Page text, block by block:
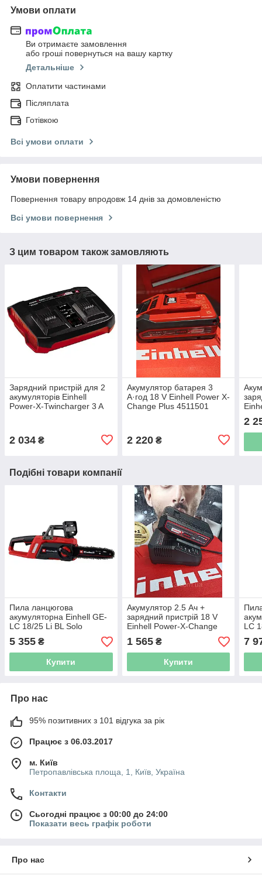
Умови оплати
Ви отримаєте замовлення
або гроші повернуться на вашу картку
Детальніше
Оплатити частинами
Післяплата
Готівкою
Всі умови оплати
Умови повернення
Повернення товару впродовж 14 днів за домовленістю
Всі умови повернення
З цим товаром також замовляють
Зарядний пристрій для 2
акумуляторів Einhell
Power-X-Twincharger 3 A
2 034 ₴
Акумулятор батарея 3
А·год 18 V Einhell Power X-
Change Plus 4511501
2 220₴
2
Подібні товари компанії
Пила ланцюгова
акумуляторна Einhell GE-
LC 18/25 Li BL Solo
(4600070)
5 355 ₴
Купити
Акумулятор 2.5 Ач +
зарядний пристрій 18 V
Einhell Power-X-Change
[4512097]
1 565₴
Купити
LC
4.0
7
Про нас
95% позитивних з 101 відгука за рік
Працює з 06.03.2017
м. Київ
Петропавлівська площа, 1, Київ, Україна
Контакти
Сьогодні працює з 00:00 до 24:00
Показати весь графік роботи
Про нас